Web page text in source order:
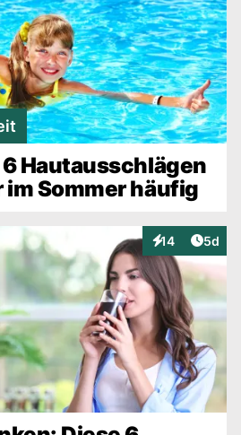
Hautausschlägen
im Sommer häufig
14
Interaktionen
5d